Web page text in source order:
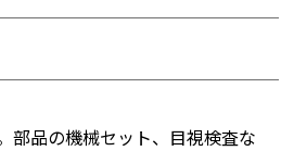
部品の機械セット、目視検査な